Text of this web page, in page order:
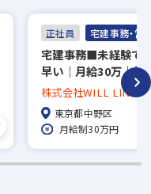
正社員 宅建事務・営
宅建事務■未経験で
早い｜月給30万｜初
万｜残業ほぼ0｜年
｜出社時間選択可
株式会社WILL LINK
東京都中野区
月給制30万円